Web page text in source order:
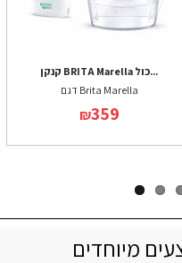
קנקן BRITA Marella כול...
דגם Brita Marella
₪359
מיוחדים